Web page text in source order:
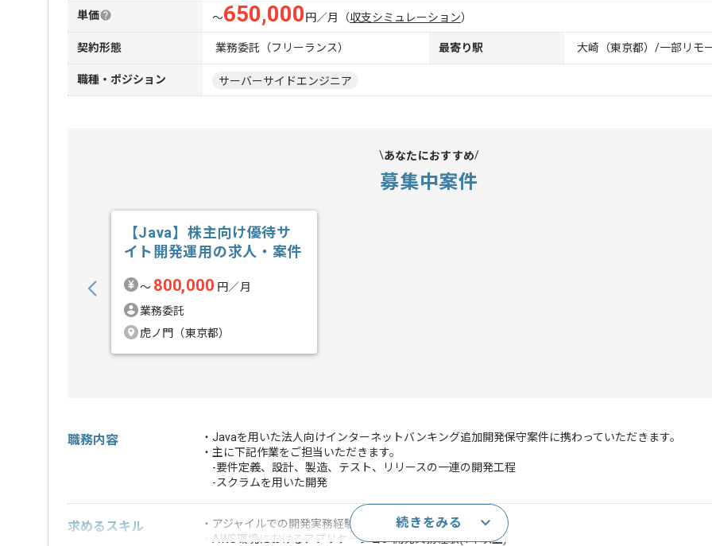
単価 〜650,000 円／月 （収支シミュレーション）
契約形態 業務委託（フリーランス） 最寄り駅 大崎（東京都）/一部リモ
職種・ポジション サーバーサイドエンジニア
あなたにおすすめ
募集中案件
【Java】株主向け優待サ
イト開発運用の求人・案件
〜 800,000 円／月
業務委託
虎ノ門（東京都）
職務内容
・Javaを用いた法人向けインターネットバンキング追加開発保守案件に携わっていただきます。
・主に下記作業をご担当いただきます。
-要件定義、設計、製造、テスト、リリースの一連の開発工程
-スクラムを用いた開発
求めるスキル
・アジャイルでの開発実務経験
・AWS環境におけるアプリケーション開発実務経験(1年以上)
続きをみる